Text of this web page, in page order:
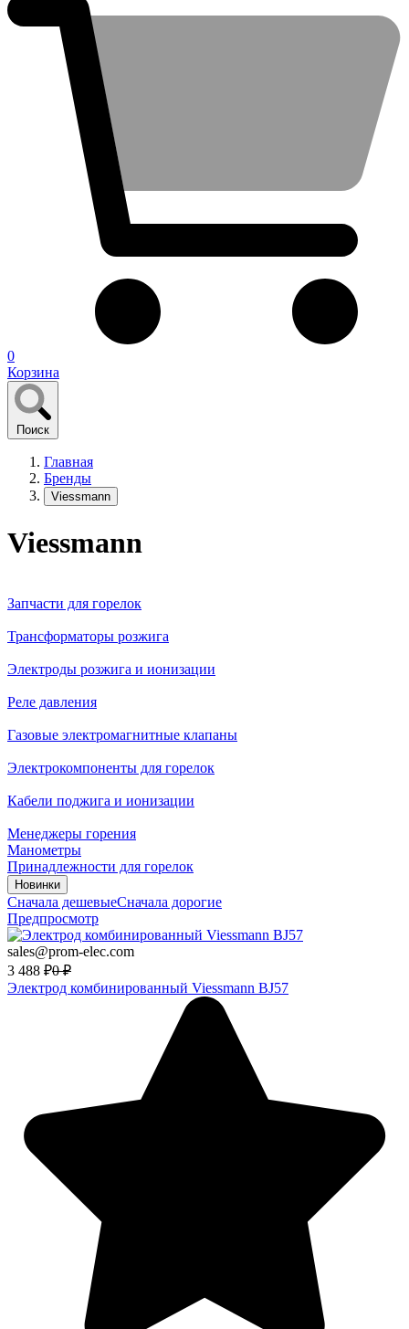
0
Корзина
Поиск
Главная
Бренды
Viessmann
Viessmann
Запчасти для горелок
Трансформаторы розжига
Электроды розжига и ионизации
Реле давления
Газовые электромагнитные клапаны
Электрокомпоненты для горелок
Кабели поджига и ионизации
Менеджеры горения
Манометры
Принадлежности для горелок
Новинки
Сначала дешевыеСначала дорогие
Предпросмотр
sales@prom-elec.com
3 488 ₽0 ₽
Электрод комбинированный Viessmann BJ57